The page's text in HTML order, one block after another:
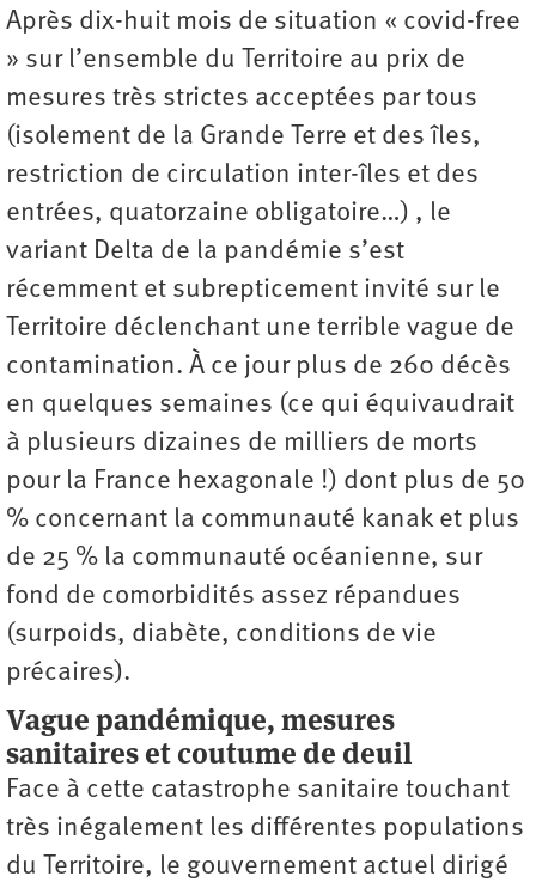
Après dix-huit mois de situation « covid-free
» sur l’ensemble du Territoire au prix de
mesures très strictes acceptées par tous
(isolement de la Grande Terre et des îles,
restriction de circulation inter-îles et des
entrées, quatorzaine obligatoire…) , le
variant Delta de la pandémie s’est
récemment et subrepticement invité sur le
Territoire déclenchant une terrible vague de
contamination. À ce jour plus de 260 décès
en quelques semaines (ce qui équivaudrait
à plusieurs dizaines de milliers de morts
pour la France hexagonale !) dont plus de 50
% concernant la communauté kanak et plus
de 25 % la communauté océanienne, sur
fond de comorbidités assez répandues
(surpoids, diabète, conditions de vie
précaires).
Vague pandémique, mesures
sanitaires et coutume de deuil
Face à cette catastrophe sanitaire touchant
très inégalement les différentes populations
du Territoire, le gouvernement actuel dirigé